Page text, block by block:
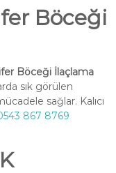
Böceği
Böceği İlaçlama
sık görülen
sağlar. Kalıcı
867 8769